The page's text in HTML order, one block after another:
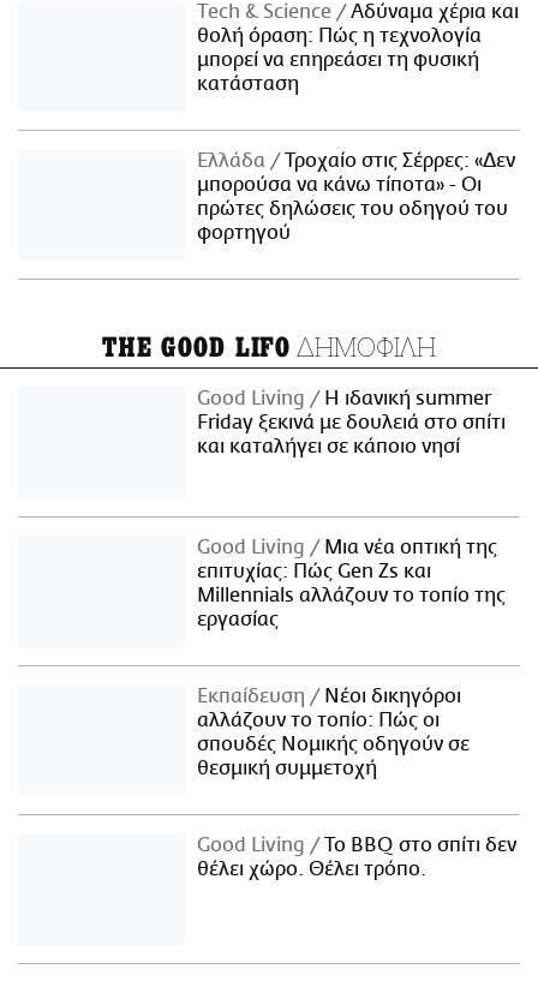
Τech & Science
Αδύναμα χέρια και
θολή όραση: Πώς η τεχνολογία
μπορεί να επηρεάσει τη φυσική
κατάσταση
Ελλάδα
Τροχαίο στις Σέρρες: «Δεν
μπορούσα να κάνω τίποτα» - Οι
πρώτες δηλώσεις του οδηγού του
φορτηγού
THE GOOD LIFO ΔΗΜΟΦΙΛΗ
Good Living
Η ιδανική summer
Friday ξεκινά με δουλειά στο σπίτι
και καταλήγει σε κάποιο νησί
Good Living
Μια νέα οπτική της
επιτυχίας: Πώς Gen Zs και
Millennials αλλάζουν το τοπίο της
εργασίας
Εκπαίδευση
Νέοι δικηγόροι
αλλάζουν το τοπίο: Πώς οι
σπουδές Νομικής οδηγούν σε
θεσμική συμμετοχή
Good Living
Το BBQ στο σπίτι δεν
θέλει χώρο. Θέλει τρόπο.